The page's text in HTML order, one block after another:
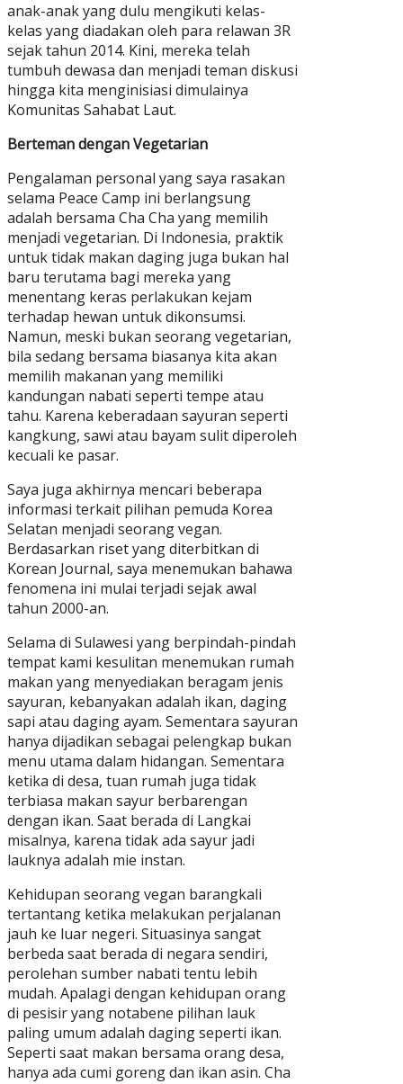
anak-anak yang dulu mengikuti kelas-
kelas yang diadakan oleh para relawan 3R
sejak tahun 2014. Kini, mereka telah
tumbuh dewasa dan menjadi teman diskusi
hingga kita menginisiasi dimulainya
Komunitas Sahabat Laut.
Berteman dengan Vegetarian
Pengalaman personal yang saya rasakan
selama Peace Camp ini berlangsung
adalah bersama Cha Cha yang memilih
menjadi vegetarian. Di Indonesia, praktik
untuk tidak makan daging juga bukan hal
baru terutama bagi mereka yang
menentang keras perlakukan kejam
terhadap hewan untuk dikonsumsi.
Namun, meski bukan seorang vegetarian,
bila sedang bersama biasanya kita akan
memilih makanan yang memiliki
kandungan nabati seperti tempe atau
tahu. Karena keberadaan sayuran seperti
kangkung, sawi atau bayam sulit diperoleh
kecuali ke pasar.
Saya juga akhirnya mencari beberapa
informasi terkait pilihan pemuda Korea
Selatan menjadi seorang vegan.
Berdasarkan riset yang diterbitkan di
Korean Journal, saya menemukan bahawa
fenomena ini mulai terjadi sejak awal
tahun 2000-an.
Selama di Sulawesi yang berpindah-pindah
tempat kami kesulitan menemukan rumah
makan yang menyediakan beragam jenis
sayuran, kebanyakan adalah ikan, daging
sapi atau daging ayam. Sementara sayuran
hanya dijadikan sebagai pelengkap bukan
menu utama dalam hidangan. Sementara
ketika di desa, tuan rumah juga tidak
terbiasa makan sayur berbarengan
dengan ikan. Saat berada di Langkai
misalnya, karena tidak ada sayur jadi
lauknya adalah mie instan.
Kehidupan seorang vegan barangkali
tertantang ketika melakukan perjalanan
jauh ke luar negeri. Situasinya sangat
berbeda saat berada di negara sendiri,
perolehan sumber nabati tentu lebih
mudah. Apalagi dengan kehidupan orang
di pesisir yang notabene pilihan lauk
paling umum adalah daging seperti ikan.
Seperti saat makan bersama orang desa,
hanya ada cumi goreng dan ikan asin. Cha